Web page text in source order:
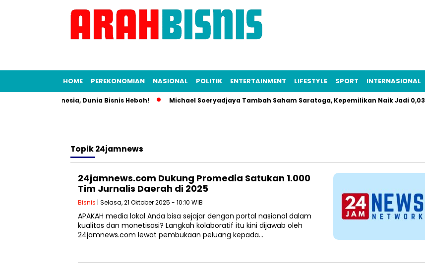
HOME PEREKONOMIAN NASIONAL POLITIK ENTERTAINMENT LIFESTYLE SPORT INTERNASIONAL
Alih KFC Indonesia, Dunia Bisnis Heboh! Michael Soeryadjaya Tambah Saham Saratoga, Kepemilikan Naik Jadi 0,039%
Topik24jamnews
24jamnews.com Dukung Promedia Satukan 1.000
Tim Jurnalis Daerah di 2025
Bisnis | Selasa, 21 Oktober 2025 - 10:10 WIB
APAKAH media lokal Anda bisa sejajar dengan portal nasional dalam
kualitas dan monetisasi? Langkah kolaboratif itu kini dijawab oleh
24jamnews.com lewat pembukaan peluang kepada…